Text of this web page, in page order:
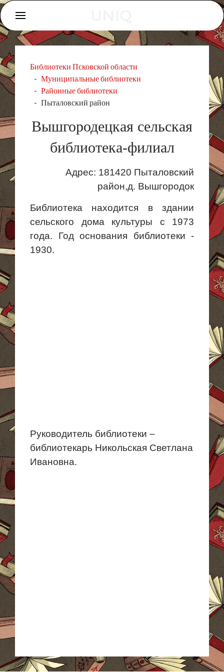
Библиотеки Псковской области
Муниципальные библиотеки
Районные библиотеки
Пыталовский район
Вышгородецкая сельская
библиотека-филиал
Адрес: 181420 Пыталовский
район,д. Вышгородок
Библиотека находится в здании
сельского дома культуры с 1973
года. Год основания библиотеки -
1930.
Руководитель библиотеки –
библиотекарь Никольская Светлана
Ивановна.